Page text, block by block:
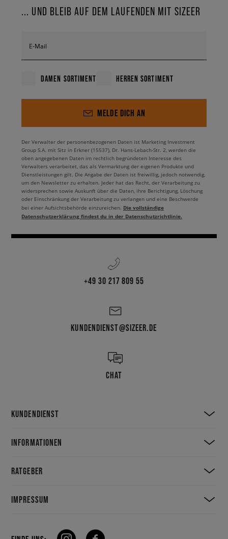
... UND BLEIB AUF DEM LAUFENDEN MIT SIZEER
E-Mail
DAMEN SORTIMENT HERREN SORTIMENT
MELDE DICH AN
Der Verwalter der personenbezogenen Daten ist Marketing Investment
Group S.A. mit Sitz in Erkner (15537), Dr. Hans-Lebach-Str. 2, werden die
oben angegebenen Daten im rechtlich begründeten Interesse des
Verwalters verarbeitet, das als Vermarktung der eigenen Produkte und
Dienstleistungen gilt. Die Angabe der Daten ist freiwillig, jedoch notwendig,
um den Newsletter zu erhalten. Jeder hat das Recht, der Verarbeitung zu
widersprechen sowie Auskunft über die Daten, ihre Berichtigung, Löschung
oder Einschränkung der Verarbeitung zu verlangen und eine Beschwerde
bei einer Aufsichtsbehörde einzureichen. Die vollständige
Datenschutzerklärung findest du in der Datenschutzrichtlinie.
+49 30 217 809 55
KUNDENDIENST@SIZEER.DE
CHAT
KUNDENDIENST
INFORMATIONEN
RATGEBER
IMPRESSUM